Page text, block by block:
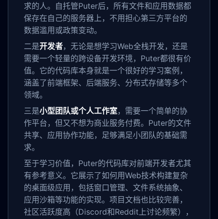
求的人。自托管Puter后，所有文件和应用数据都
保存在自己的服务器上，不用担心第三方平台的
数据滥用或政策变动。
二是开发者，无论是想学习Web全栈开发，还是
需要一个轻量的跨设备开发环境，Puter都很有价
值。它的代码库本身就是一个很好的学习案例，
涵盖了前端框架、后端服务、分布式存储等多个
领域。
三是小型团队或个人工作室，需要一个简单的协
作平台，但又不想为商业服务付费。Puter的文件
共享、应用协作功能，足够满足小团队的基础需
求。
至于学习价值，Puter的代码库对前端开发者尤其
有参考意义。它展示了如何用Web技术构建复杂
的桌面级应用，包括窗口管理、文件系统抽象、
应用沙箱等功能的实现。项目文档也比较完善，
社区活跃度高（Discord和Reddit上讨论频繁），